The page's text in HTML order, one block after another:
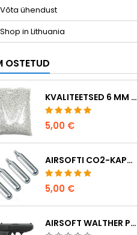
Võta ühendust
Shop in Lithuania
OSTETUD
KVALITEETSED 6 MM AIRSOFT-KUULID 0,20 G – 1000 TÜKKI, EI TAKERDU, TÄPNE LASKMINE
5,00 €
AIRSOFTI CO2-KAPSLID 12 G, 5-PAKK – VALMISTATUD UNGARIS, EL, ESMAKLASSILINE KVALITEET
5,00 €
AIRSOFT WALTHER PPK/S VEDRUPÜSTOL